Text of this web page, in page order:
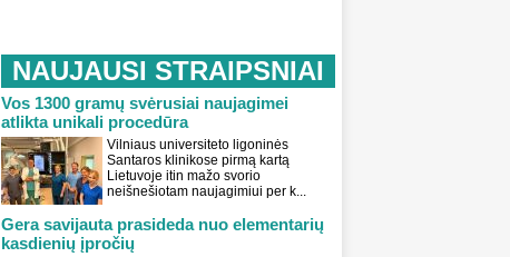
NAUJAUSI STRAIPSNIAI
Vos 1300 gramų svėrusiai naujagimei
atlikta unikali procedūra
Vilniaus universiteto ligoninės
Santaros klinikose pirmą kartą
Lietuvoje itin mažo svorio
neišnešiotam naujagimiui per k...
Gera savijauta prasideda nuo elementarių
kasdienių įpročių